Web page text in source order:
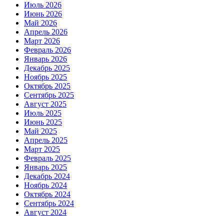
Июль 2026
Июнь 2026
Май 2026
Апрель 2026
Март 2026
Февраль 2026
Январь 2026
Декабрь 2025
Ноябрь 2025
Октябрь 2025
Сентябрь 2025
Август 2025
Июль 2025
Июнь 2025
Май 2025
Апрель 2025
Март 2025
Февраль 2025
Январь 2025
Декабрь 2024
Ноябрь 2024
Октябрь 2024
Сентябрь 2024
Август 2024